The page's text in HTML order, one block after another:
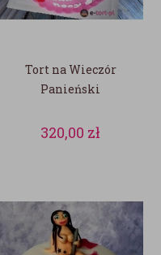
Tort na Wieczór
Panieński
320,00 zł